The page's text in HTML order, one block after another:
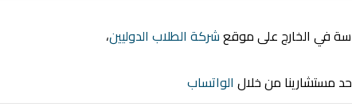
في الخارج على موقعشركة الطلاب الدوليين،
مستشارينا من خلال الواتساب